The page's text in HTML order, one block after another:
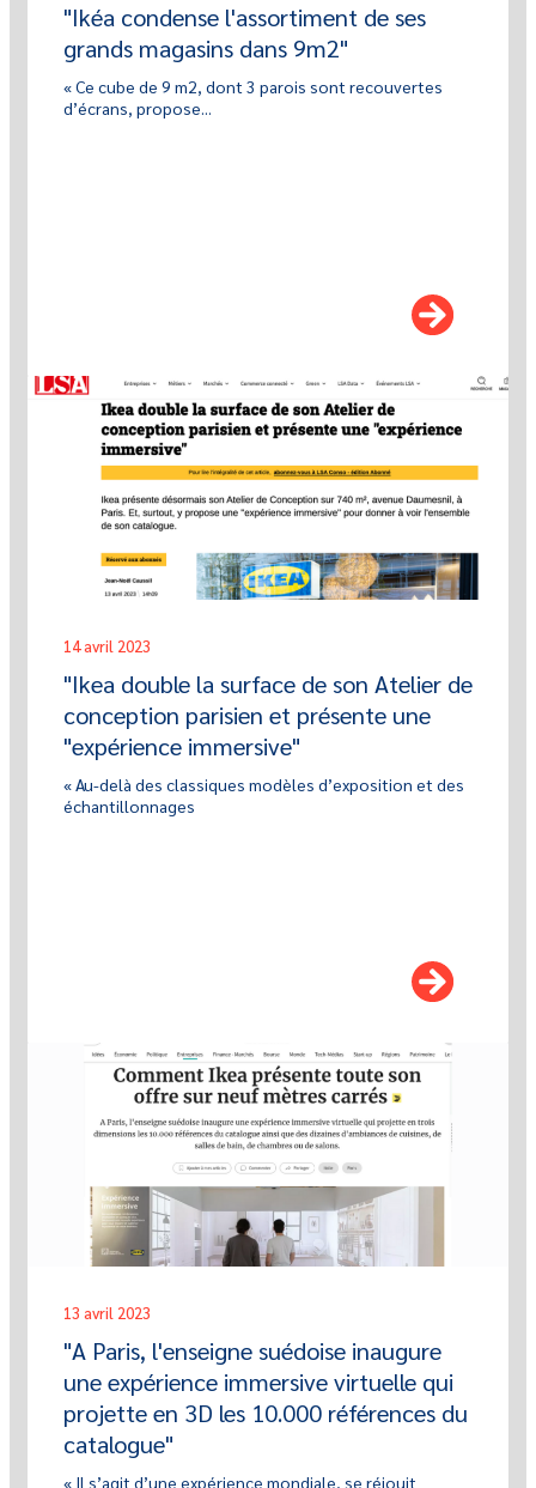
"Ikéa condense l'assortiment de ses
grands magasins dans 9m2"
« Ce cube de 9 m2, dont 3 parois sont recouvertes
d’écrans, propose...
14 avril 2023
"Ikea double la surface de son Atelier de
conception parisien et présente une
"expérience immersive"
« Au-delà des classiques modèles d’exposition et des
échantillonnages
13 avril 2023
"A Paris, l'enseigne suédoise inaugure
une expérience immersive virtuelle qui
projette en 3D les 10.000 références du
catalogue"
« Il s’agit d’une expérience mondiale, se réjouit